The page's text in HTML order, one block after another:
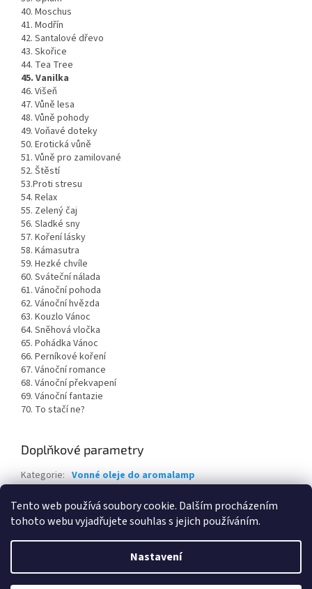
Tento web používá soubory cookie. Dalším procházením
tohoto webu vyjadřujete souhlas s jejich používáním.
Nastavení
40. Moschus
41. Modřín
42. Santalové dřevo
43. Skořice
44. Tea Tree
45. Vanilka
46. Višeň
47. Vůně lesa
48. Vůně pohody
49. Voňavé doteky
50. Erotická vůně
51. Vůně pro zamilované
52. Štěstí
53.Proti stresu
54. Relax
55. Zelený čaj
56. Sladké sny
57. Koření lásky
58. Kámasutra
59. Hezké chvíle
60. Sváteční nálada
61. Vánoční pohoda
62. Vánoční hvězda
63. Kouzlo Vánoc
64. Sněhová vločka
65. Pohádka Vánoc
66. Perníkové koření
67. Vánoční romance
68. Vánoční překvapení
69. Vánoční fantazie
70. To stačí ne?
Doplňkové parametry
Kategorie: Vonné oleje do aromalamp
Vytvořil Shoptet